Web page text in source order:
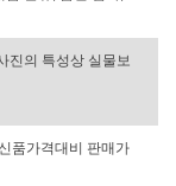
진의 특성상 실물보
품가격대비 판매가